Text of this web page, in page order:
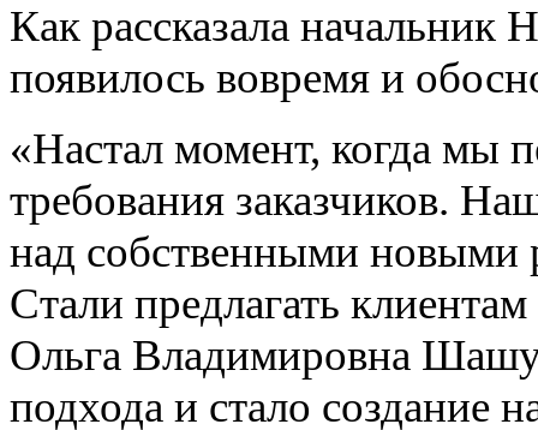
Как рассказала начальник
появилось вовремя и
«Настал момент, когда мы
требования заказчиков.
над собственными новыми
Стали предлагать
Ольга Владимировна
подхода и стало создание